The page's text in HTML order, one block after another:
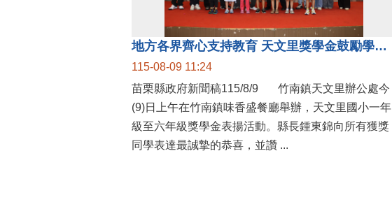
地方各界齊心支持教育 天文里獎學金鼓勵學童勇敢追夢
115-08-09 11:24
苗栗縣政府新聞稿115/8/9 竹南鎮天文里辦公處今
(9)日上午在竹南鎮味香盛餐廳舉辦，天文里國小一年
級至六年級獎學金表揚活動。縣長鍾東錦向所有獲獎
同學表達最誠摯的恭喜，並讚 ...